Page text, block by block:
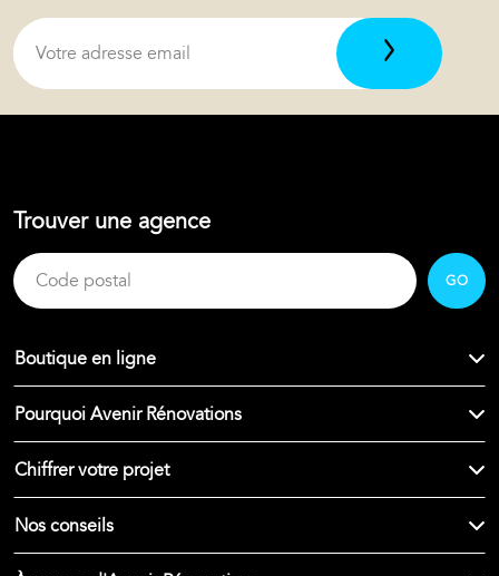
Trouver une agence
GO
Boutique en ligne
Pourquoi Avenir Rénovations
Chiffrer votre projet
Nos conseils